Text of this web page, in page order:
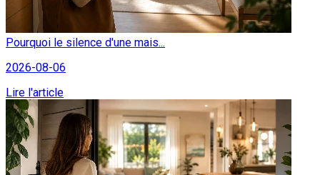
Pourquoi le silence d'une mais...
2026-08-06
Lire l'article